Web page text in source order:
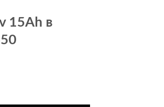
15Ah в
корпусе на элементах 18650